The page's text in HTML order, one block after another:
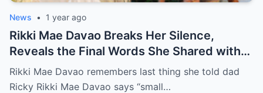
News • 1 year ago
Rikki Mae Davao Breaks Her Silence,
Reveals the Final Words She Shared with
Her Father Ricky Davao Before His Passing
— A Tearful Memory That Continues to
Rikki Mae Davao remembers last thing she told dad
Ricky Rikki Mae Davao says “small…